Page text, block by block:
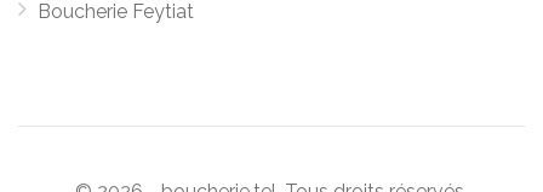
Boucherie Feytiat